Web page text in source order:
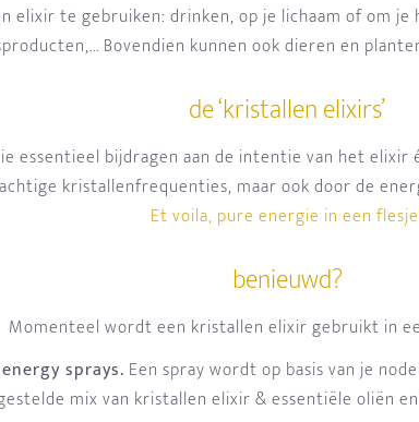
elixir te gebruiken: drinken, op je lichaam of om
Bovendien kunnen ook dieren en
de ‘kristallen elixirs’
essentieel bijdragen aan de intentie van het
kristallenfrequenties, maar ook door de
Et voila, pure energie in een
benieuwd?
Momenteel wordt een kristallen elixir gebruikt in
energy sprays. Een spray wordt op basis van je
mix van kristallen elixir & essentiële oliën